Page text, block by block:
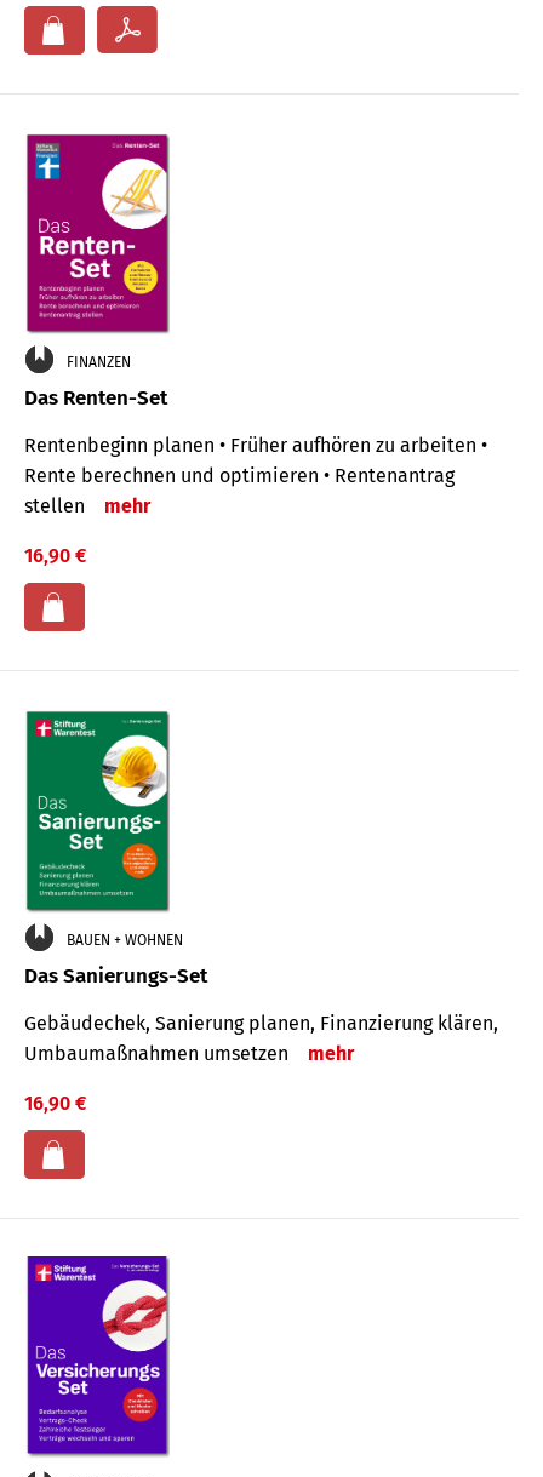
FINANZEN
Das Renten-Set
Rentenbeginn planen • Früher aufhören zu arbeiten •
Rente berechnen und optimieren • Rentenantrag
stellen
mehr
16,90 €
BAUEN + WOHNEN
Das Sanierungs-Set
Gebäudechek, Sanierung planen, Finanzierung klären,
Umbaumaßnahmen umsetzen
mehr
16,90 €